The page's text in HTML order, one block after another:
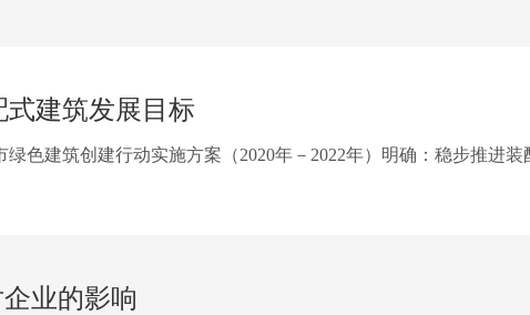
建筑发展目标
色建筑创建行动实施方案（2020年－2022年）明确：稳步推进
业的影响